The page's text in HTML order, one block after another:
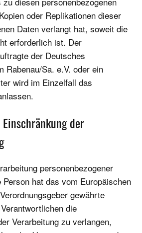
oder Replikationen dieser
Daten verlangt hat, soweit die
erforderlich ist. Der
der Deutsches
Rabenau/Sa. e.V. oder ein
wird im Einzelfall das
der
personenbezogener
Person hat das vom Europäischen
gewährte
die
Verarbeitung zu verlangen,